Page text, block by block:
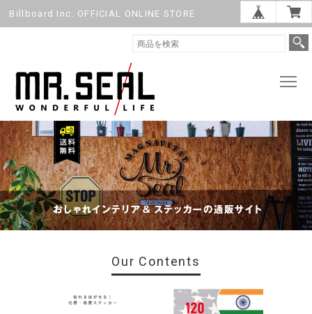
Billboard Inc. OFFICIAL ONLINE STORE
Our Contents